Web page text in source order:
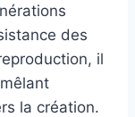
des
il
la création.